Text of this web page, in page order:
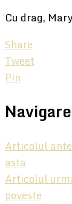
Cu drag,
Share
Tweet
Pin
Articolul
asta
Articolul
poveste